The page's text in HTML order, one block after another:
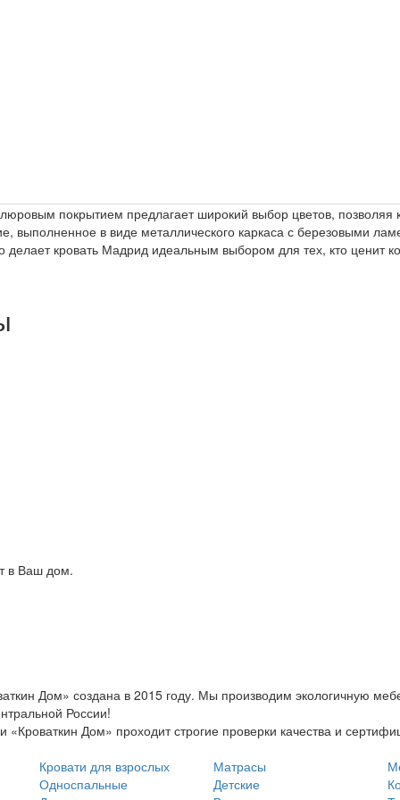
покрытием предлагает широкий выбор цветов,
выполненное в виде металлического каркаса с березовыми
делает кровать Мадрид идеальным выбором для тех, кто ценит
в Ваш дом.
Дом» создана в 2015 году. Мы производим экологичную
России!
«Кроваткин Дом» проходит строгие проверки качества и
Кровати для взрослых
Односпальные
Матрасы
Детские